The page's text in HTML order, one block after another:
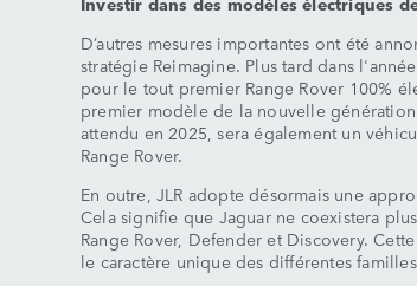
D’autres mesures importantes ont été
stratégie Reimagine. Plus tard dans
pour le tout premier Range Rover 100%
premier modèle de la nouvelle
attendu en 2025, sera également un
Range Rover.
En outre, JLR adopte désormais une
Cela signifie que Jaguar ne coexistera
Range Rover, Defender et Discovery.
le caractère unique des différentes